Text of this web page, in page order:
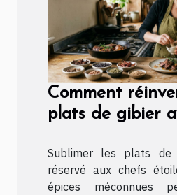
Comment
plats de gibier
Sublimer les plats de
réservé aux chefs
épices méconnues